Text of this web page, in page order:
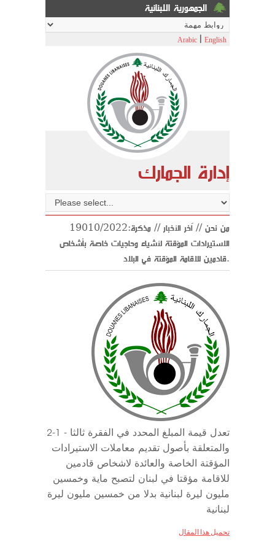
الجمهورية اللبنانية
Arabic English
إدارة الجمارك
من نحن // اّخر الأخبار
// مذكرة:19010/2022
الاستيرادات المؤقتة لأشياء وحاجيات خاصة بأشخاص
قادمين للاقامة المؤقتة في البلاد.
تعدل قيمة المبلغ المحدد في الفقرة ثالثا - 1-2
والمتعلقة بأصول تقديم معاملات الاستيرادات
المؤقتة الخاصة والعائدة لاشخاص قادمين
للاقامة مؤقتا في لبنان لتصبح ماية وخمسين
مليون ليرة لبنانية بدلا من خمسين مليون ليرة
لبنانية
تحميل هذا المقال